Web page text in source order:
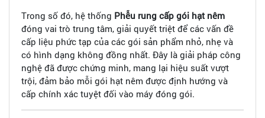
Trong số đó, hệ thống Phễu rung cấp gói hạt nêm
đóng vai trò trung tâm, giải quyết triệt để các vấn đề
cấp liệu phức tạp của các gói sản phẩm nhỏ, nhẹ và
có hình dạng không đồng nhất. Đây là giải pháp công
nghệ đã được chứng minh, mang lại hiệu suất vượt
trội, đảm bảo mỗi gói hạt nêm được định hướng và
cấp chính xác tuyệt đối vào máy đóng gói.